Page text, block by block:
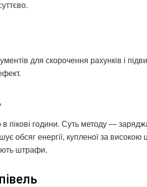
для скорочення рахунків і
пікові години. Суть методу —
обсяг енергії, купленої за високою
штрафи.